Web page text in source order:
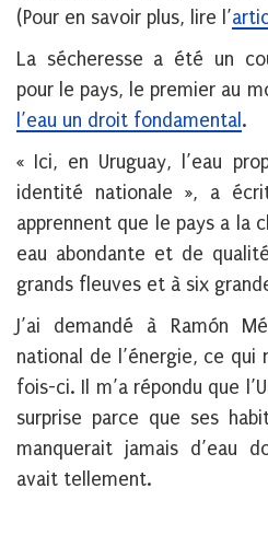
(Pour en savoir plus, lire l’
La sécheresse a été un
pour le pays, le premier au
l’eau un droit fondamental .
« Ici, en Uruguay, l’eau
identité nationale », a
apprennent que le pays a la
eau abondante et de
grands fleuves et à six
J’ai demandé à Ramón
national de l’énergie, ce qui
fois-ci. Il m’a répondu que
surprise parce que ses
manquerait jamais d’eau
avait tellement.